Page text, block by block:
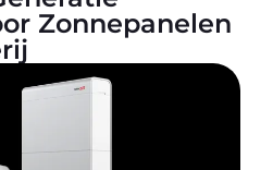
Zonnepanelen